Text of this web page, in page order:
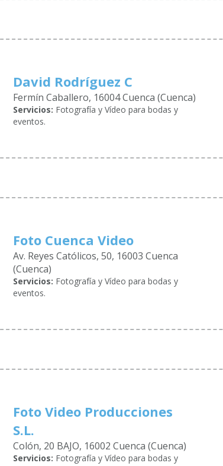
David Rodríguez C
Fermín Caballero, 16004 Cuenca (Cuenca)
Servicios: Fotografía y Vídeo para bodas y
eventos.
Foto Cuenca Video
Av. Reyes Católicos, 50, 16003 Cuenca
(Cuenca)
Servicios: Fotografía y Vídeo para bodas y
eventos.
Foto Video Producciones
S.L.
Colón, 20 BAJO, 16002 Cuenca (Cuenca)
Servicios: Fotografía y Vídeo para bodas y